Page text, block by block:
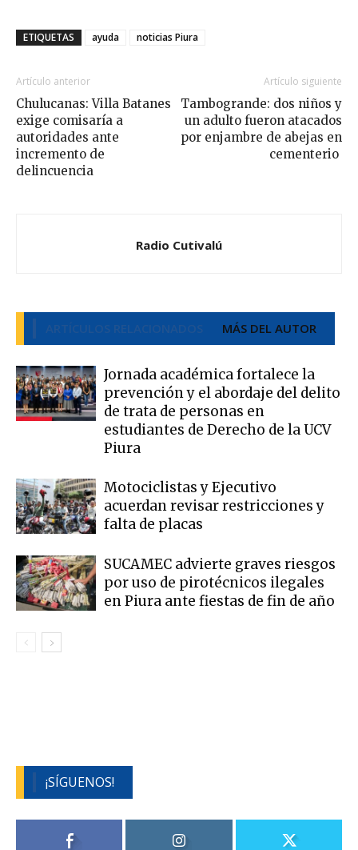
ETIQUETAS ayuda noticias Piura
Artículo anterior
Chulucanas: Villa Batanes
exige comisaría a
autoridades ante
incremento de
delincuencia
Artículo siguiente
Tambogrande: dos niños y
un adulto fueron atacados
por enjambre de abejas en
cementerio
Radio Cutivalú
ARTÍCULOS RELACIONADOS MÁS DEL AUTOR
Jornada académica fortalece la
prevención y el abordaje del delito
de trata de personas en
estudiantes de Derecho de la UCV
Piura
Motociclistas y Ejecutivo
acuerdan revisar restricciones y
falta de placas
SUCAMEC advierte graves riesgos
por uso de pirotécnicos ilegales
en Piura ante fiestas de fin de año
¡SÍGUENOS!